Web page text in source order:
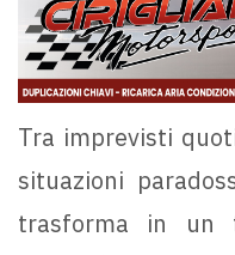
Tra imprevisti
situazioni
trasforma in un